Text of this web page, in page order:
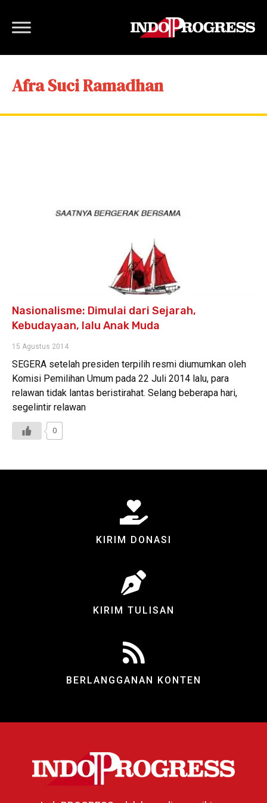
Afra Suci Ramadhan
Nasionalisme: Dimulai dari Sejarah,
Kebudayaan, lalu Anak Muda
15 Agustus 2014
SEGERA setelah presiden terpilih resmi diumumkan oleh
Komisi Pemilihan Umum pada 22 Juli 2014 lalu, para
relawan tidak lantas beristirahat. Selang beberapa hari,
segelintir relawan
0
KIRIM DONASI
KIRIM TULISAN
BERLANGGANAN KONTEN